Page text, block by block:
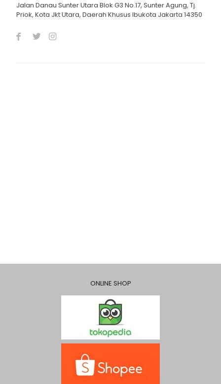
Jalan Danau Sunter Utara Blok G3 No.17, Sunter Agung, Tj.
Priok, Kota Jkt Utara, Daerah Khusus Ibukota Jakarta 14350
ONLINE SHOP